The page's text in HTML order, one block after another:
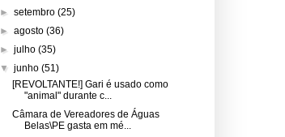
►setembro(25)
►agosto(36)
►julho(35)
▼junho(51)
[REVOLTANTE!] Gari é usado como
"animal" durante c...
Câmara de Vereadores de Águas
Belas\PE gasta em mé...